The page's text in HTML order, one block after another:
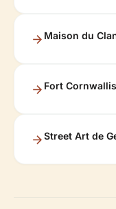
Maison du
Fort Cornwallis
Street Art de